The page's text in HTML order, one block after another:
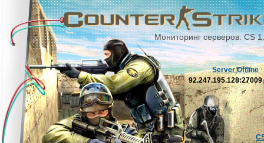
Мониторинг серверов: CS
Server Offline
92.247.195.128:27009